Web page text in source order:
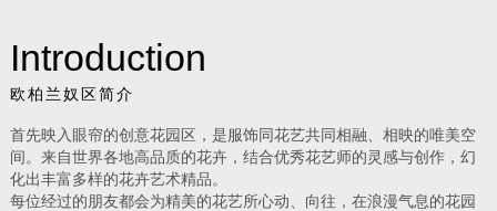
Introduction
欧柏兰奴区简介
首先映入眼帘的创意花园区，是服饰同花艺共同相融、相映的唯美空
间。来自世界各地高品质的花卉，结合优秀花艺师的灵感与创作，幻
化出丰富多样的花卉艺术精品。
每位经过的朋友都会为精美的花艺所心动、向往，在浪漫气息的花园